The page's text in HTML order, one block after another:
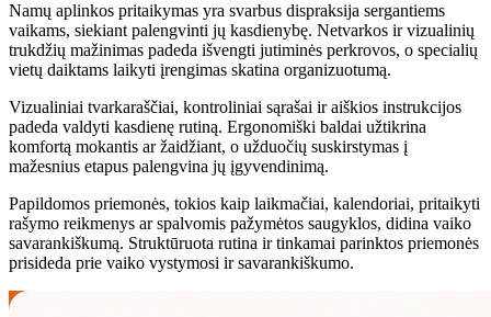
Namų aplinkos pritaikymas yra svarbus dispraksija sergantiems
vaikams, siekiant palengvinti jų kasdienybę. Netvarkos ir vizualinių
trukdžių mažinimas padeda išvengti jutiminės perkrovos, o specialių
vietų daiktams laikyti įrengimas skatina organizuotumą.
Vizualiniai tvarkaraščiai, kontroliniai sąrašai ir aiškios instrukcijos
padeda valdyti kasdienę rutiną. Ergonomiški baldai užtikrina
komfortą mokantis ar žaidžiant, o užduočių suskirstymas į
mažesnius etapus palengvina jų įgyvendinimą.
Papildomos priemonės, tokios kaip laikmačiai, kalendoriai, pritaikyti
rašymo reikmenys ar spalvomis pažymėtos saugyklos, didina vaiko
savarankiškumą. Struktūruota rutina ir tinkamai parinktos priemonės
prisideda prie vaiko vystymosi ir savarankiškumo.